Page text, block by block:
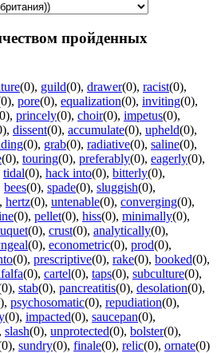
пройденных
(0), guild(0), drawer(0), racist(0),
, pore(0), equalization(0), inviting(0),
, princely(0), choir(0), impetus(0),
, dissent(0), accumulate(0), upheld(0),
(0), grab(0), radiative(0), saline(0),
(0), touring(0), preferably(0), eagerly(0),
tidal(0), hack into(0), bitterly(0),
bees(0), spade(0), sluggish(0),
, hertz(0), untenable(0), converging(0),
(0), pellet(0), hiss(0), minimally(0),
(0), crust(0), analytically(0),
(0), econometric(0), prod(0),
(0), prescriptive(0), rake(0), booked(0),
(0), cartel(0), taps(0), subculture(0),
, stab(0), pancreatitis(0), desolation(0),
, psychosomatic(0), repudiation(0),
(0), impacted(0), saucepan(0),
, slash(0), unprotected(0), bolster(0),
, sundry(0), finale(0), relic(0), ornate(0)